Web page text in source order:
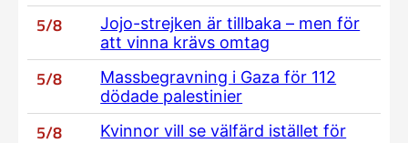
5/8
Jojo-strejken är tillbaka – men för
att vinna krävs omtag
5/8
Massbegravning i Gaza för 112
dödade palestinier
5/8
Kvinnor vill se välfärd istället för